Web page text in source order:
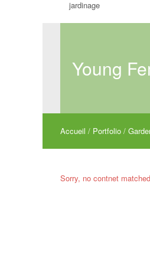
Young
Accueil / Portfolio /
Sorry, no contnet